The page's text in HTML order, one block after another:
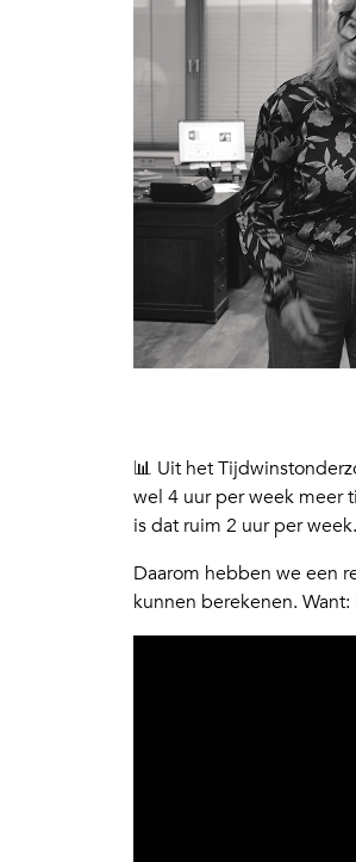
📊 Uit het
wel 4 uur per week meer
is dat ruim 2 uur per
Daarom hebben we een
kunnen berekenen.